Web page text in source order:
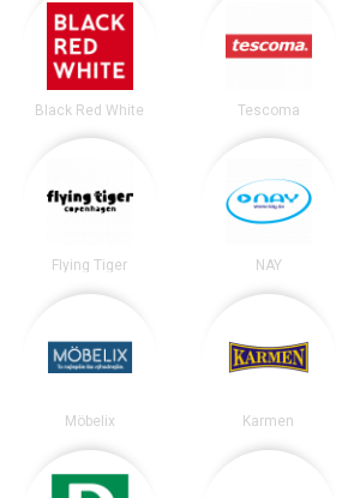
Black Red White Tescoma
Flying Tiger NAY
Möbelix Karmen